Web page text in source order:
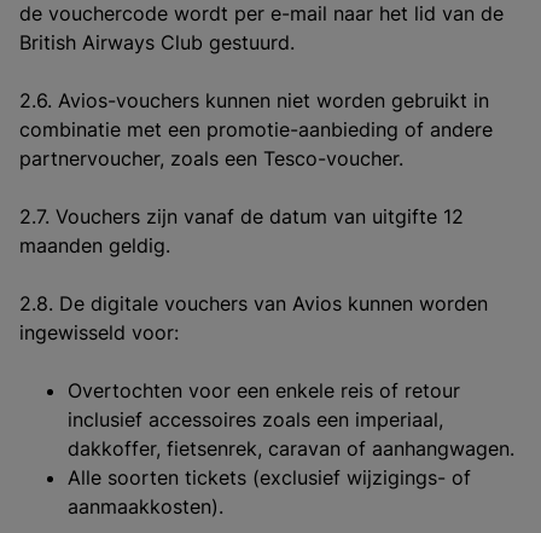
de vouchercode wordt per e-mail naar het lid van de
British Airways Club gestuurd.
2.6. Avios-vouchers kunnen niet worden gebruikt in
combinatie met een promotie-aanbieding of andere
partnervoucher, zoals een Tesco-voucher.
2.7. Vouchers zijn vanaf de datum van uitgifte 12
maanden geldig.
2.8. De digitale vouchers van Avios kunnen worden
ingewisseld voor:
Overtochten voor een enkele reis of retour
inclusief accessoires zoals een imperiaal,
dakkoffer, fietsenrek, caravan of aanhangwagen.
Alle soorten tickets (exclusief wijzigings- of
aanmaakkosten).